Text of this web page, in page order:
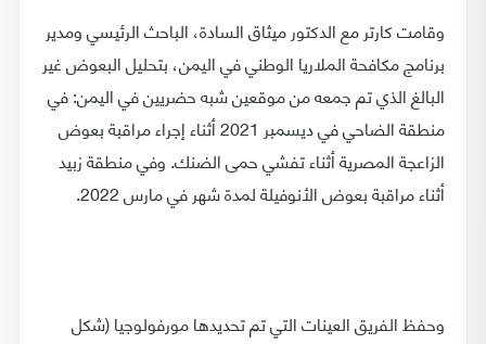
وقامت كارتر مع الدكتور ميثاق السادة، الباحث الرئيسي ومدير
برنامج مكافحة الملاريا الوطني في اليمن، بتحليل البعوض غير
البالغ الذي تم جمعه من موقعين شبه حضريين في اليمن: في
منطقة الضاحي في ديسمبر 2021 أثناء إجراء مراقبة بعوض
الزاعجة المصرية أثناء تفشي حمى الضنك. وفي منطقة زبيد
أثناء مراقبة بعوض الأنوفيلة لمدة شهر في مارس 2022.
وحفظ الفريق العينات التي تم تحديدها مورفولوجيا (شكل